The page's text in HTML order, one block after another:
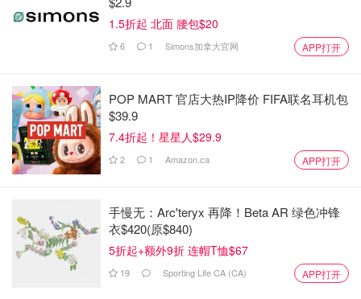
1.5折起 北面 腰包$20
6 1 Simons加拿大官网 APP打开
POP MART 官店大热IP降价 FIFA联名耳机包
$39.9
7.4折起！星星人$29.9
2 1 Amazon.ca APP打开
手慢无：Arc'teryx 再降！Beta AR 绿色冲锋
衣$420(原$840)
5折起+额外9折 连帽T恤$67
19 Sporting Life CA (CA) APP打开